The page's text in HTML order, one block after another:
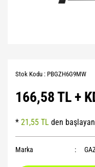
Stok Kodu : PBGZH6G9MW
166,58 TL +
* 21,55 TL den
Marka